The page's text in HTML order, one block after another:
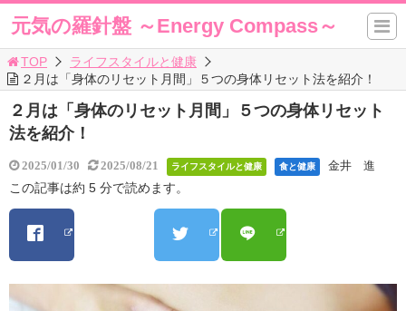
元気の羅針盤 ～Energy Compass～
TOP
ライフスタイルと健康
２月は「身体のリセット月間」５つの身体リセット法を紹介！
２月は「身体のリセット月間」５つの身体リセット
法を紹介！
2025/01/30 2025/08/21 ライフスタイルと健康 食と健康 金井 進
この記事は約 5 分で読めます。